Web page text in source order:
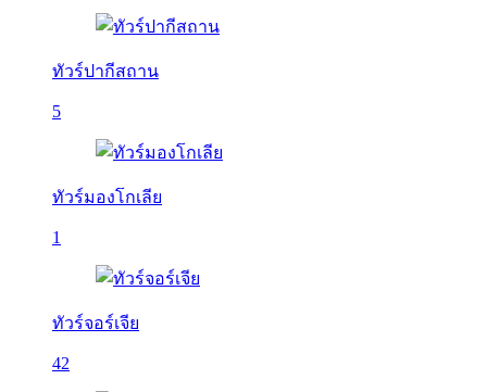
ทัวร์ปากีสถาน
5
ทัวร์มองโกเลีย
1
ทัวร์จอร์เจีย
42